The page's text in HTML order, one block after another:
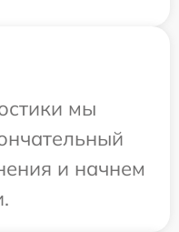
мы
и начнем